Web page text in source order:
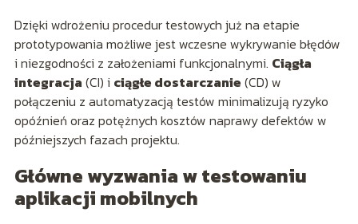
Dzięki wdrożeniu procedur testowych już na etapie
prototypowania możliwe jest wczesne wykrywanie błędów
i niezgodności z założeniami funkcjonalnymi. Ciągła
integracja (CI) i ciągłe dostarczanie (CD) w
połączeniu z automatyzacją testów minimalizują ryzyko
opóźnień oraz potężnych kosztów naprawy defektów w
późniejszych fazach projektu.
Główne wyzwania w testowaniu
aplikacji mobilnych